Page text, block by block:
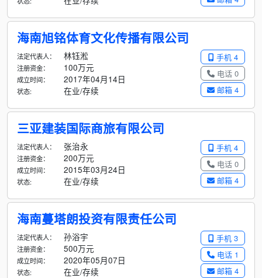
海南旭铭体育文化传播有限公司
手机 4
电话 0
邮箱 4
法定代表人： 林钰淞
注册资金： 100万元
成立时间： 2017年04月14日
状态: 在业/存续
三亚建装国际商旅有限公司
手机 4
电话 0
邮箱 4
法定代表人： 张治永
注册资金： 200万元
成立时间： 2015年03月24日
状态: 在业/存续
海南蔓塔朗投资有限责任公司
手机 3
电话 1
邮箱 4
法定代表人： 孙浴宇
注册资金： 500万元
成立时间： 2020年05月07日
状态: 在业/存续